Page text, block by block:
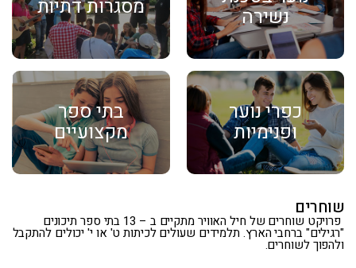
מסגרות דתיות נשירה
בתי ספר
מקצועיים
כפרי נוער
ופנימיות
שוחרים
פרויקט שוחרים של חיל האוויר מתקיים ב – 13 בתי ספר תיכונים
"רגילים" ברחבי הארץ. תלמידים שעולים לכיתות ט' או י' יכולים להתקבל
ולהפוך לשוחרים.